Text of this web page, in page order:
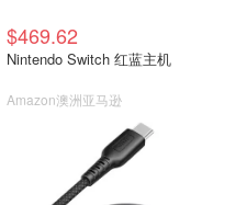
$469.62
Nintendo Switch 红蓝主机
Amazon澳洲亚马逊